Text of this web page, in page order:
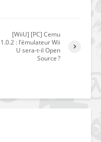
[WiiU] [PC] Cemu
1.0.2 : l’émulateur Wii
U sera-t-il Open
Source ?